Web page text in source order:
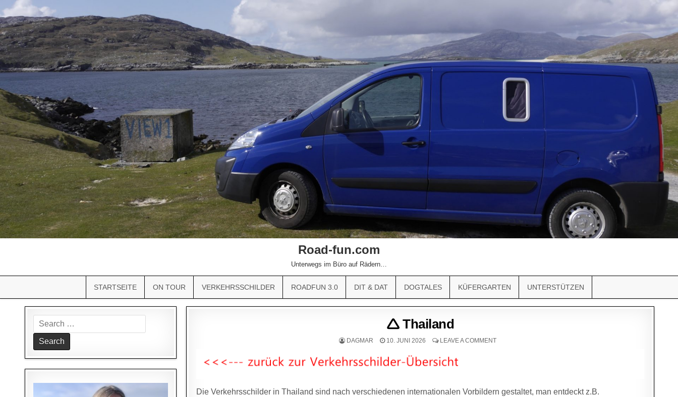
Road-fun.com
Unterwegs im Büro auf Rädern…
STARTSEITE ON TOUR VERKEHRSSCHILDER ROADFUN 3.0 DIT & DAT DOGTALES KÜFERGARTEN UNTERSTÜTZEN
🛆 Thailand
DAGMAR 10. JUNI 2026 LEAVE A COMMENT
Die Verkehrsschilder in Thailand sind nach verschiedenen internationalen Vorbildern gestaltet, man entdeckt z.B.
Search
for: